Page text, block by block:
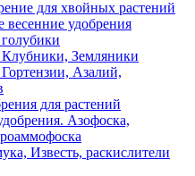
для хвойных растений
весенние удобрения
Клубники, Земляники
Азалий,
для растений
Азофоска,
Известь, раскислители